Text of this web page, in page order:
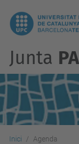
Junta
Inici Agenda